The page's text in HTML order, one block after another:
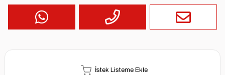
İstek Listeme Ekle